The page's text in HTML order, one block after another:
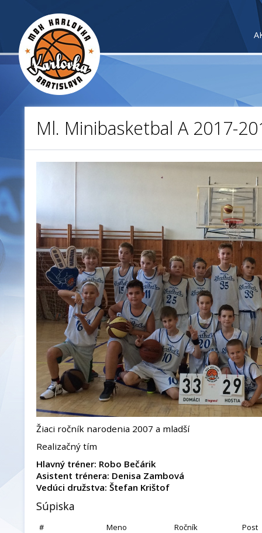
Ml. Minibasketbal A 2017-
Žiaci ročník narodenia 2007 a mladší
Realizačný tím
Hlavný tréner: Robo Bečárik
Asistent trénera: Denisa Zambová
Vedúci družstva: Štefan Krištof
Súpiska
# Meno Ročník
Post